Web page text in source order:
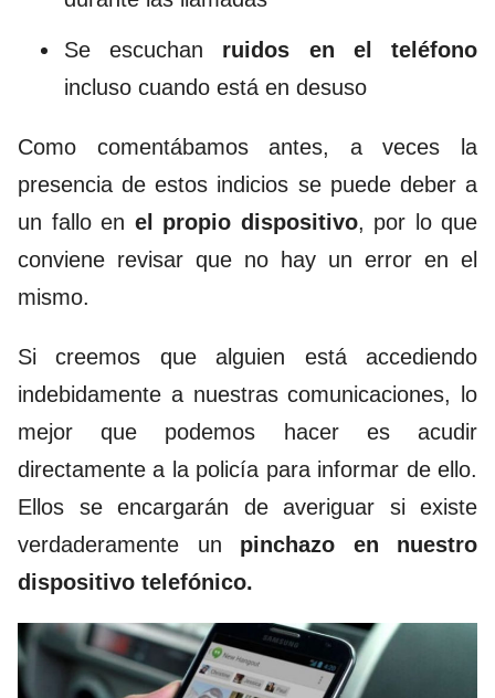
Se escuchan ruidos en el teléfono
incluso cuando está en desuso
Como comentábamos antes, a veces la
presencia de estos indicios se puede deber a
un fallo en el propio dispositivo, por lo que
conviene revisar que no hay un error en el
mismo.
Si creemos que alguien está accediendo
indebidamente a nuestras comunicaciones, lo
mejor que podemos hacer es acudir
directamente a la policía para informar de ello.
Ellos se encargarán de averiguar si existe
verdaderamente un pinchazo en nuestro
dispositivo telefónico.